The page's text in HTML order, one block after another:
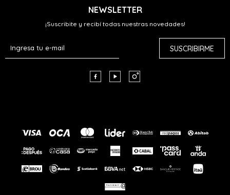
NEWSLETTER
¡Suscribite y recibí todas nuestras novedades!
SUSCRIBIRME
  